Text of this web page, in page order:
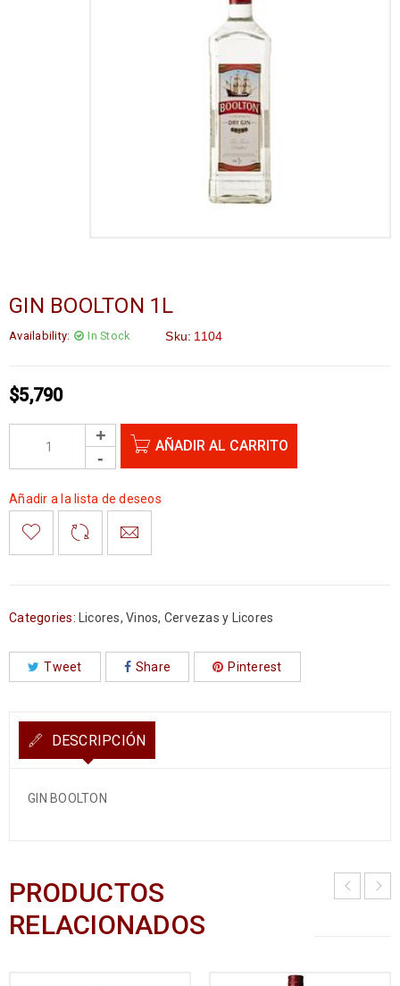
GIN BOOLTON 1L
Availability: In Stock Sku: 1104
$5,790
AÑADIR AL CARRITO
Añadir a la lista de deseos
Categories: Licores, Vinos, Cervezas y Licores
Tweet Share Pinterest
DESCRIPCIÓN
GIN BOOLTON
PRODUCTOS
RELACIONADOS